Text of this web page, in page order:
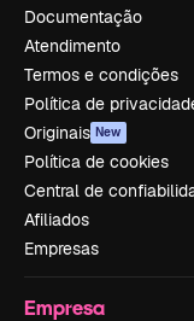
Documentação
Atendimento
Termos e condições
Política de
Originais New
Política de cookies
Central de
Afiliados
Empresas
Empresa